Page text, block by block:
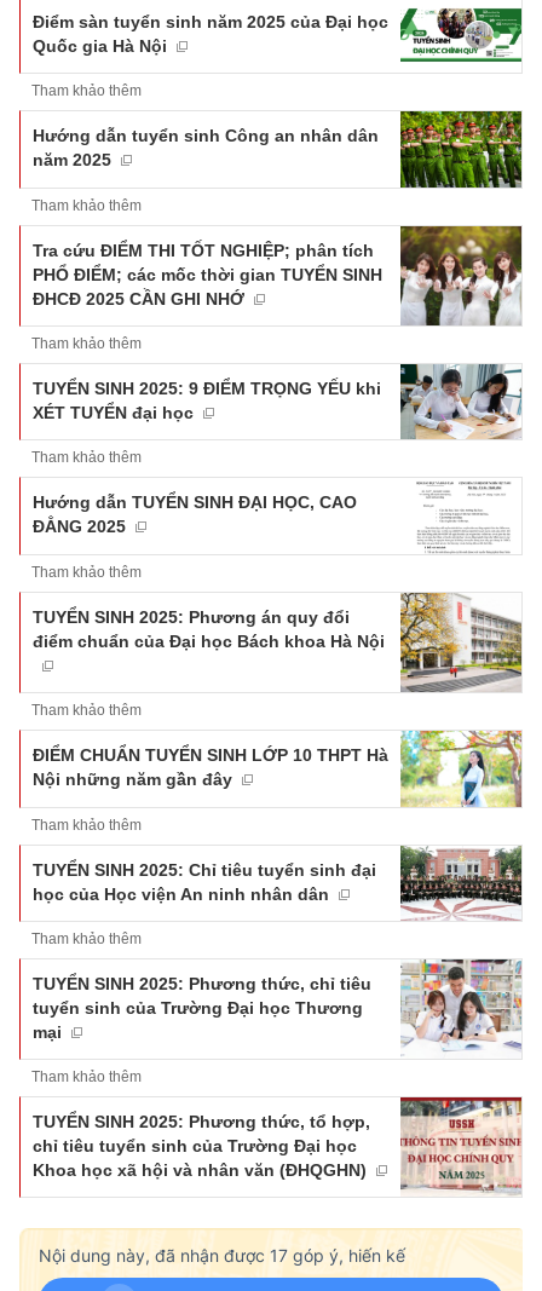
Điểm sàn tuyển sinh năm 2025 của Đại học
Quốc gia Hà Nội
Tham khảo thêm
Hướng dẫn tuyển sinh Công an nhân dân
năm 2025
Tham khảo thêm
Tra cứu ĐIỂM THI TỐT NGHIỆP; phân tích
PHỔ ĐIỂM; các mốc thời gian TUYỂN SINH
ĐHCĐ 2025 CẦN GHI NHỚ
Tham khảo thêm
TUYỂN SINH 2025: 9 ĐIỂM TRỌNG YẾU khi
XÉT TUYỂN đại học
Tham khảo thêm
Hướng dẫn TUYỂN SINH ĐẠI HỌC, CAO
ĐẲNG 2025
Tham khảo thêm
TUYỂN SINH 2025: Phương án quy đổi
điểm chuẩn của Đại học Bách khoa Hà Nội
Tham khảo thêm
ĐIỂM CHUẨN TUYỂN SINH LỚP 10 THPT Hà
Nội những năm gần đây
Tham khảo thêm
TUYỂN SINH 2025: Chỉ tiêu tuyển sinh đại
học của Học viện An ninh nhân dân
Tham khảo thêm
TUYỂN SINH 2025: Phương thức, chỉ tiêu
tuyển sinh của Trường Đại học Thương
mại
Tham khảo thêm
TUYỂN SINH 2025: Phương thức, tổ hợp,
chỉ tiêu tuyển sinh của Trường Đại học
Khoa học xã hội và nhân văn (ĐHQGHN)
Nội dung này, đã nhận được 17 góp ý, hiến kế